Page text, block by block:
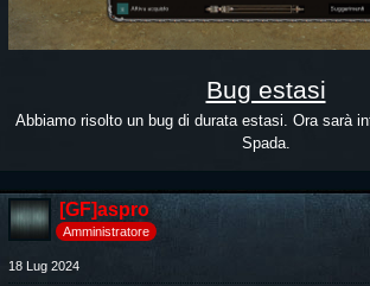
Bug estasi
Abbiamo risolto un bug di durata estasi. Ora sarà
Spada.
[GF]aspro
Amministratore
18 Lug 2024